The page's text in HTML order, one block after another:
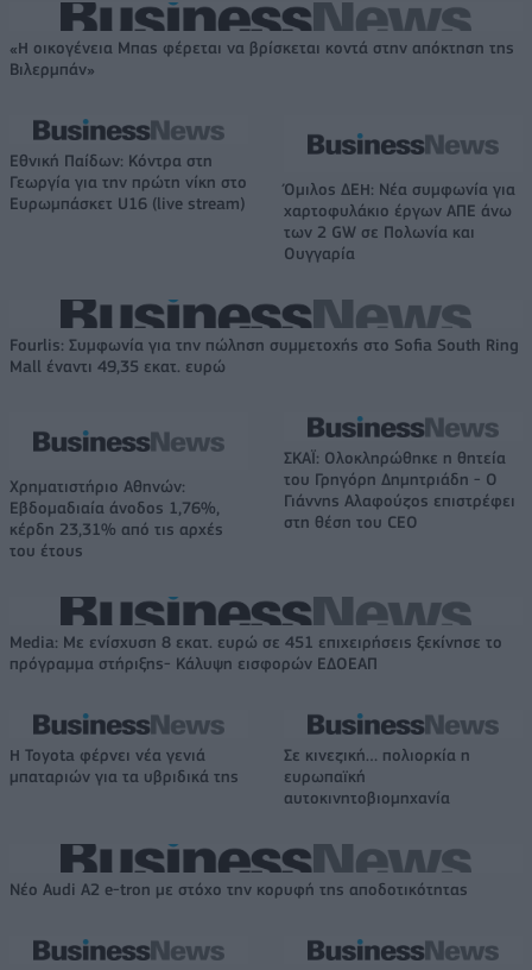
«Η οικογένεια Μπας φέρεται να βρίσκεται κοντά στην απόκτηση της
Βιλερμπάν»
Εθνική Παίδων: Κόντρα στη
Γεωργία για την πρώτη νίκη στο
Ευρωμπάσκετ U16 (live stream)
Όμιλος ΔΕΗ: Νέα συμφωνία για
χαρτοφυλάκιο έργων ΑΠΕ άνω
των 2 GW σε Πολωνία και
Ουγγαρία
Fourlis: Συμφωνία για την πώληση συμμετοχής στο Sofia South Ring
Mall έναντι 49,35 εκατ. ευρώ
Χρηματιστήριο Αθηνών:
Εβδομαδιαία άνοδος 1,76%,
κέρδη 23,31% από τις αρχές
του έτους
ΣΚΑΪ: Ολοκληρώθηκε η θητεία
του Γρηγόρη Δημητριάδη - Ο
Γιάννης Αλαφούζος επιστρέφει
στη θέση του CEO
Media: Με ενίσχυση 8 εκατ. ευρώ σε 451 επιχειρήσεις ξεκίνησε το
πρόγραμμα στήριξης- Κάλυψη εισφορών ΕΔΟΕΑΠ
Η Toyota φέρνει νέα γενιά
μπαταριών για τα υβριδικά της
Σε κινεζική… πολιορκία η
ευρωπαϊκή
αυτοκινητοβιομηχανία
Νέο Audi A2 e-tron με στόχο την κορυφή της αποδοτικότητας